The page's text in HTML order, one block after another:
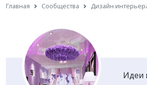
Главная Сообщества Дизайн
Идеи